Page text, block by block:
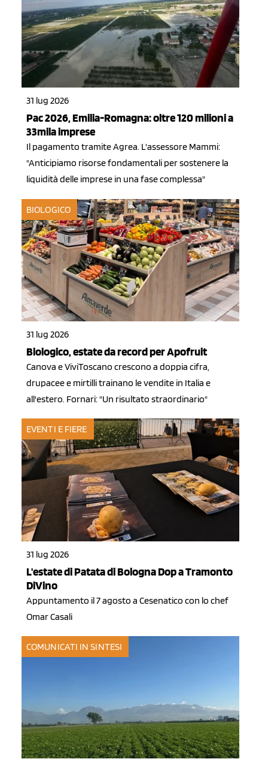
31 lug 2026
Pac 2026, Emilia-Romagna: oltre 120 milioni a
33mila imprese
Il pagamento tramite Agrea. L'assessore Mammi:
"Anticipiamo risorse fondamentali per sostenere la
liquidità delle imprese in una fase complessa"
BIOLOGICO
31 lug 2026
Biologico, estate da record per Apofruit
Canova e ViviToscano crescono a doppia cifra,
drupacee e mirtilli trainano le vendite in Italia e
all'estero. Fornari: "Un risultato straordinario"
EVENTI E FIERE
31 lug 2026
L'estate di Patata di Bologna Dop a Tramonto
DiVino
Appuntamento il 7 agosto a Cesenatico con lo chef
Omar Casali
COMUNICATI IN SINTESI